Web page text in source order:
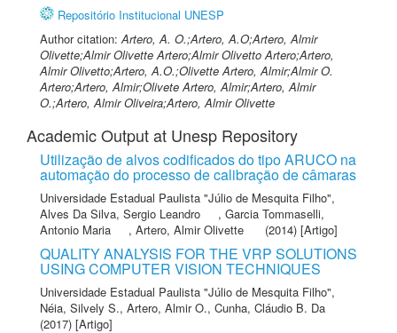
Repositório Institucional UNESP
Author citation:Artero, A. O.;Artero, A.O;Artero, Almir
Olivette;Almir Olivette Artero;Almir Olivetto Artero;Artero,
Almir Olivetto;Artero, A.O.;Olivette Artero, Almir;Almir O.
Artero;Artero, Almir;Olivete Artero, Almir;Artero, Almir
O.;Artero, Almir Oliveira;Artero, Almir Olivette
Academic Output at Unesp Repository
Utilização de alvos codificados do tipo ARUCO na
automação do processo de calibração de câmaras
Universidade Estadual Paulista "Júlio de Mesquita Filho",
Alves Da Silva, Sergio Leandro
, Garcia Tommaselli,
Antonio Maria
, Artero, Almir Olivette (2014) [Artigo]
QUALITY ANALYSIS FOR THE VRP SOLUTIONS
USING COMPUTER VISION TECHNIQUES
Universidade Estadual Paulista "Júlio de Mesquita Filho",
Néia, Silvely S., Artero, Almir O., Cunha, Cláudio B. Da
(2017) [Artigo]